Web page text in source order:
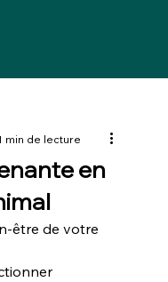
en
min de lecture
être de votre